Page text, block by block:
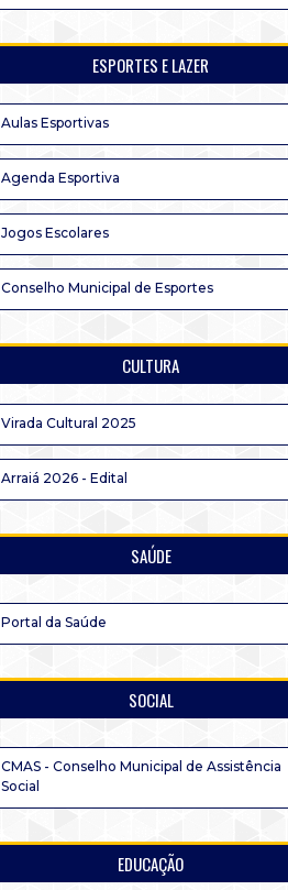
ESPORTES E LAZER
Aulas Esportivas
Agenda Esportiva
Jogos Escolares
Conselho Municipal de Esportes
CULTURA
Virada Cultural 2025
Arraiá 2026 - Edital
SAÚDE
Portal da Saúde
SOCIAL
CMAS - Conselho Municipal de Assistência
Social
EDUCAÇÃO